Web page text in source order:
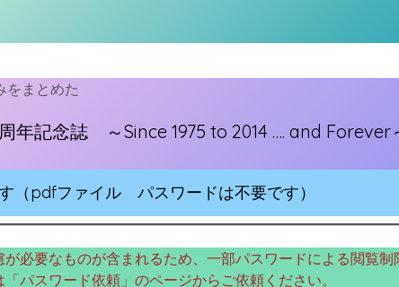
をまとめた
年記念誌 ～Since 1975 to 2014 …. and Forever
（pdfファイル パスワードは不要です）
必要なものが含まれるため、一部パスワードによる閲覧制
パスワード依頼」のページからご依頼ください。